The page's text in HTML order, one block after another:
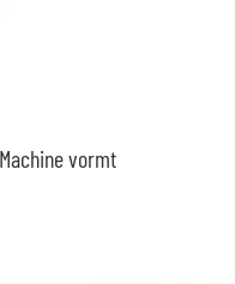
vormt